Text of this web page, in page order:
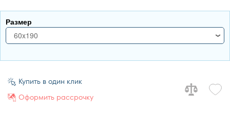
Размер
60x190
60x190
70x170
70x180
Купить в один клик
Оформить рассрочку